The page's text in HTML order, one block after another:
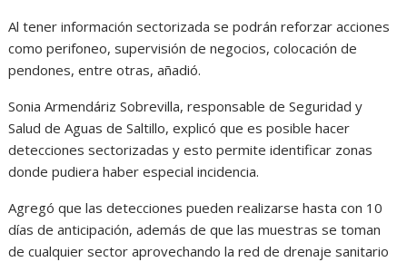
Al tener información sectorizada se podrán reforzar acciones
como perifoneo, supervisión de negocios, colocación de
pendones, entre otras, añadió.
Sonia Armendáriz Sobrevilla, responsable de Seguridad y
Salud de Aguas de Saltillo, explicó que es posible hacer
detecciones sectorizadas y esto permite identificar zonas
donde pudiera haber especial incidencia.
Agregó que las detecciones pueden realizarse hasta con 10
días de anticipación, además de que las muestras se toman
de cualquier sector aprovechando la red de drenaje sanitario